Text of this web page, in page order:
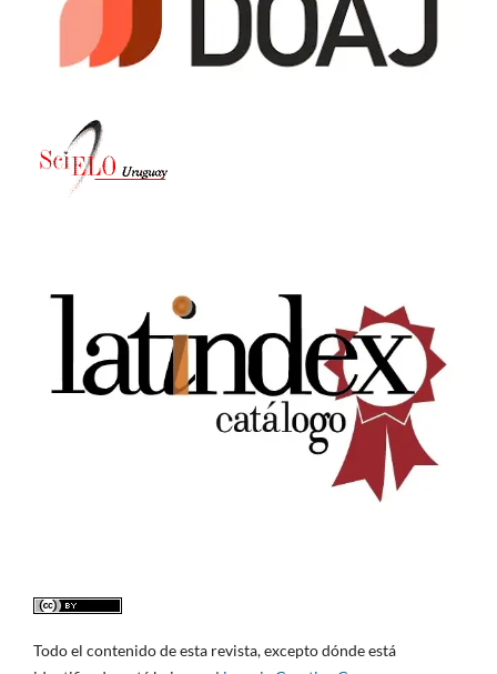
Todo el contenido de esta revista, excepto dónde está